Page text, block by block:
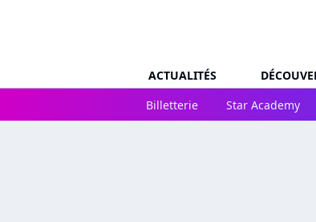
ACTUALITÉS
Billetterie
Star Academy